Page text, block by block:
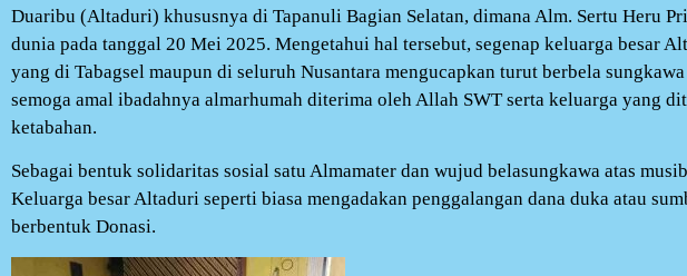
Duaribu (Altaduri) khususnya di Tapanuli Bagian Selatan, dimana Alm. Sertu Heru
dunia pada tanggal 20 Mei 2025. Mengetahui hal tersebut, segenap keluarga besar
yang di Tabagsel maupun di seluruh Nusantara mengucapkan turut berbela
semoga amal ibadahnya almarhumah diterima oleh Allah SWT serta keluarga yang
ketabahan.
Sebagai bentuk solidaritas sosial satu Almamater dan wujud belasungkawa atas
Keluarga besar Altaduri seperti biasa mengadakan penggalangan dana duka atau
berbentuk Donasi.